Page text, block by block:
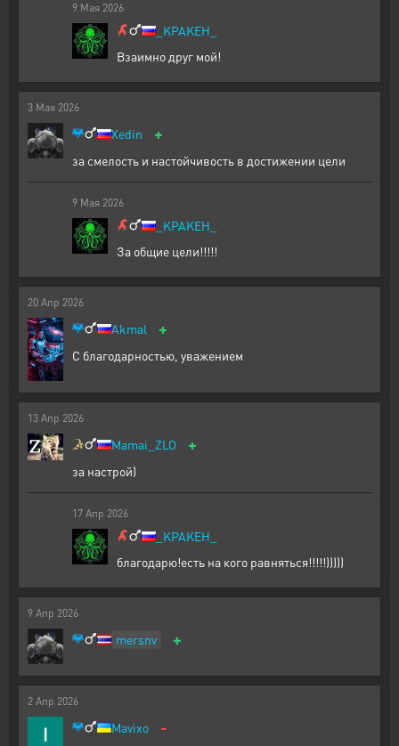
9 Мая 2026
_KPAKEH_
Взаимно друг мой!
3 Мая 2026
Xedin +
за смелость и настойчивость в достижении цели
9 Мая 2026
_KPAKEH_
За общие цели!!!!!
20 Апр 2026
Akmal +
С благодарностью, уважением
13 Апр 2026
Mamai_ZLO +
за настрой)
17 Апр 2026
_KPAKEH_
благодарю!есть на кого равняться!!!!!)))))
9 Апр 2026
mersnv +
2 Апр 2026
Mavixo -